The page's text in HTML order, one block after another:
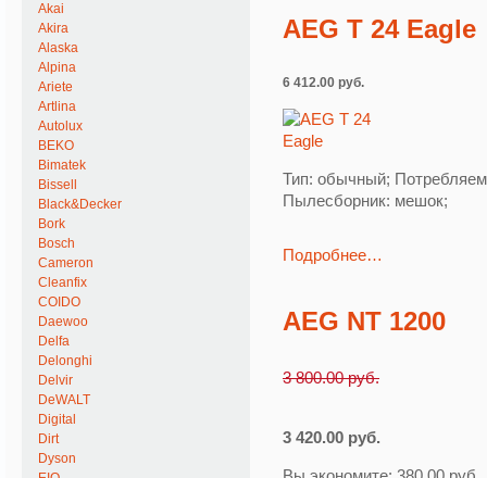
Akai
Akira
Alaska
Alpina
Ariete
Artlina
Autolux
BEKO
Bimatek
Bissell
Black&Decker
Bork
Bosch
Cameron
Cleanfix
COIDO
Daewoo
Delfa
Delonghi
Delvir
DeWALT
Digital
Dirt
Dyson
AEG T 24 Eagle
6 412.00 руб.
Тип: обычный;
Пылесборник: мешок;
Подробнее…
AEG NT 1200
3 800.00 руб.
3 420.00 руб.